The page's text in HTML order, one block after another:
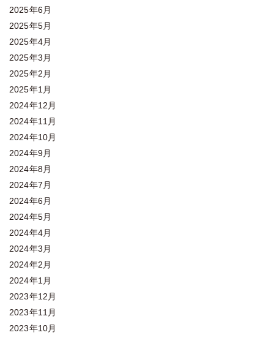
2025年6月
2025年5月
2025年4月
2025年3月
2025年2月
2025年1月
2024年12月
2024年11月
2024年10月
2024年9月
2024年8月
2024年7月
2024年6月
2024年5月
2024年4月
2024年3月
2024年2月
2024年1月
2023年12月
2023年11月
2023年10月